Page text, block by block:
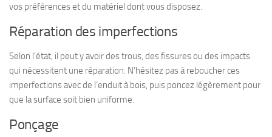
vos préférences et du matériel dont vous disposez.
Réparation des imperfections
Selon l’état, il peut y avoir des trous, des fissures ou des impacts
qui nécessitent une réparation. N’hésitez pas à reboucher ces
imperfections avec de l’enduit à bois, puis poncez légèrement pour
que la surface soit bien uniforme.
Ponçage